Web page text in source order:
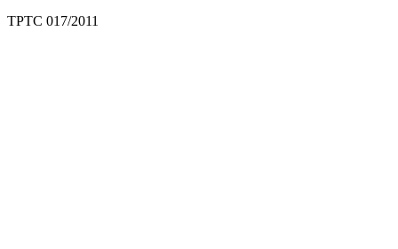
ТРТС 017/2011